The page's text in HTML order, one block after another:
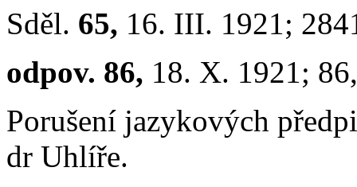
Sděl. 65, 16. III. 1921;
odpov. 86, 18. X. 1921;
Porušení jazykových
dr Uhlíře.